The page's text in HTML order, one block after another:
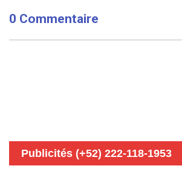
0 Commentaire
Publicités (+52) 222-118-1953